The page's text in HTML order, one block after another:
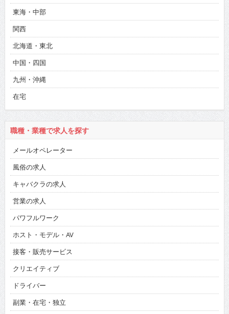
東海・中部
関西
北海道・東北
中国・四国
九州・沖縄
在宅
職種・業種で求人を探す
メールオペレーター
風俗の求人
キャバクラの求人
営業の求人
パワフルワーク
ホスト・モデル・AV
接客・販売サービス
クリエイティブ
ドライバー
副業・在宅・独立